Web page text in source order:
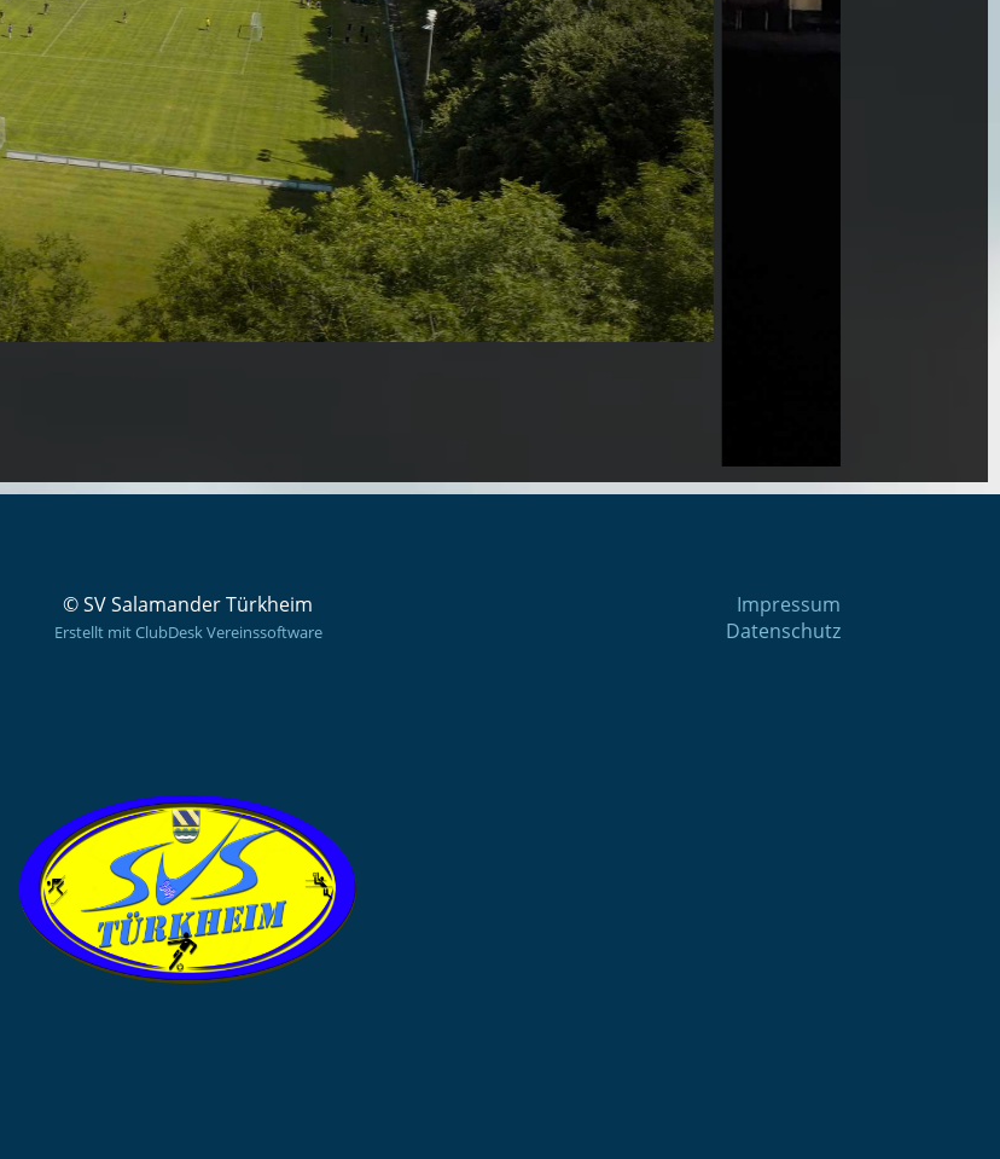
© SV Salamander Türkheim
Erstellt mit ClubDesk Vereinssoftware
Impressum
Datenschutz